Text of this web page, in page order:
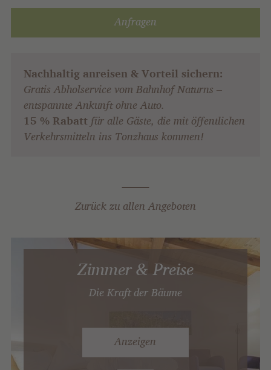
Anfragen
Nachhaltig anreisen & Vorteil sichern:
Gratis Abholservice vom Bahnhof Naturns –
entspannte Ankunft ohne Auto.
15 % Rabattfür alle Gäste, die mit öffentlichen
Verkehrsmitteln ins Tonzhaus kommen!
Zurück zu allen Angeboten
Zimmer & Preise
Die Kraft der Bäume
Anzeigen